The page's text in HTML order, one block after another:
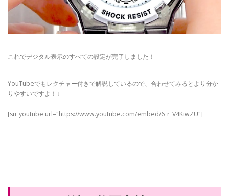
これでデジタル表示のすべての設定が完了しました！
YouTubeでもレクチャー付きで解説しているので、合わせてみるとより分か
りやすいですよ！↓
[su_youtube url="https://www.youtube.com/embed/6_r_V4KiwZU"]